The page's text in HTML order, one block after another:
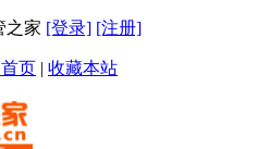
之家 [登录] [注册]
页 | 收藏本站